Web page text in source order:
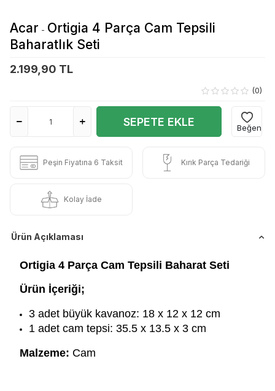
Acar - Ortigia 4 Parça Cam Tepsili
Baharatlık Seti
2.199,90 TL
(0)
SEPETE EKLE Beğen
Peşin Fiyatına 6 Taksit Kırık Parça Tedariği
Kolay İade
Ürün Açıklaması
Ortigia 4 Parça Cam Tepsili Baharat Seti
Ürün İçeriği;
3 adet büyük kavanoz: 18 x 12 x 12 cm
1 adet cam tepsi: 35.5 x 13.5 x 3 cm
Malzeme: Cam